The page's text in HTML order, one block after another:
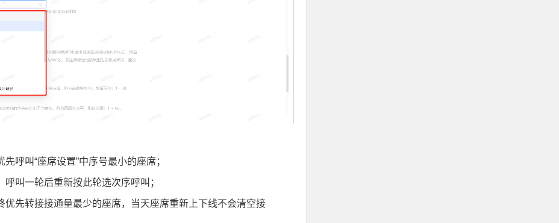
呼叫“座席设置”中序号最小的座席；
叫一轮后重新按此轮选次序呼叫；
先转接接通量最少的座席，当天座席重新上下线不会清空接